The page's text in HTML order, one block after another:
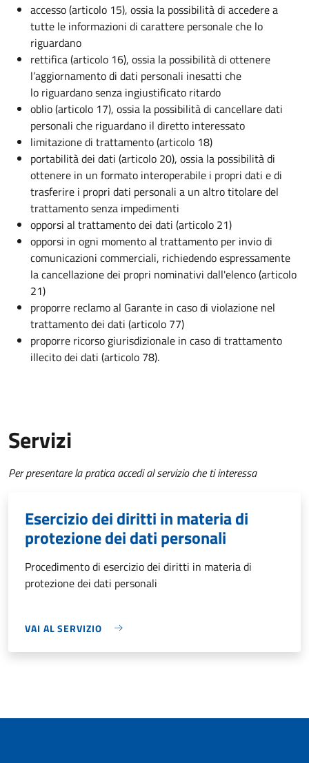
accesso (articolo 15), ossia la possibilità di accedere a
tutte le informazioni di carattere personale che lo
riguardano
rettifica (articolo 16), ossia la possibilità di ottenere
l’aggiornamento di dati personali inesatti che
lo riguardano senza ingiustificato ritardo
oblio (articolo 17), ossia la possibilità di cancellare dati
personali che riguardano il diretto interessato
limitazione di trattamento (articolo 18)
portabilità dei dati (articolo 20), ossia la possibilità di
ottenere in un formato interoperabile i propri dati e di
trasferire i propri dati personali a un altro titolare del
trattamento senza impedimenti
opporsi al trattamento dei dati (articolo 21)
opporsi in ogni momento al trattamento per invio di
comunicazioni commerciali, richiedendo espressamente
la cancellazione dei propri nominativi dall'elenco (articolo
21)
proporre reclamo al Garante in caso di violazione nel
trattamento dei dati (articolo 77)
proporre ricorso giurisdizionale in caso di trattamento
illecito dei dati (articolo 78).
Servizi
Per presentare la pratica accedi al servizio che ti interessa
Esercizio dei diritti in materia di
protezione dei dati personali
Procedimento di esercizio dei diritti in materia di
protezione dei dati personali
VAI AL SERVIZIO